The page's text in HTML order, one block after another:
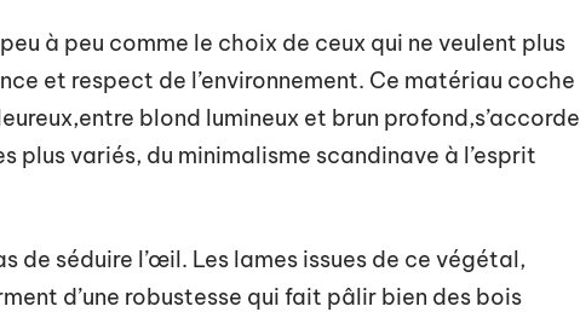
peu à peu comme le choix de ceux qui ne veulent plus
et respect de l’environnement. Ce matériau coche
blond lumineux et brun profond,s’accorde
plus variés, du minimalisme scandinave à l’esprit
de séduire l’œil. Les lames issues de ce végétal,
d’une robustesse qui fait pâlir bien des bois